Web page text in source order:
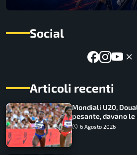
Social
Articoli recenti
Mondiali U20,
pesante, davano
Non ho nulla da
6 Agosto 2026